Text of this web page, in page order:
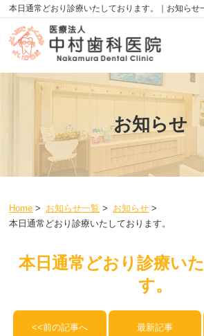
本日通常どおり診療いたしております。｜お知らせ
お知らせ
Home > お知らせ一覧 > お知らせ >
本日通常どおり診療いたしております。
本日通常どおり診療い
す。
<<前の記事へ 最新記事